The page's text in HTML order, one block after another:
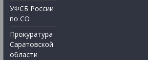
УФСБ России
по СО
Прокуратура
Саратовской
области